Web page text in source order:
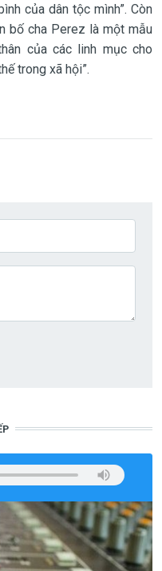
của dân tộc mình”. Còn
bố cha Perez là một mẫu
của các linh mục cho
trong xã hội”.